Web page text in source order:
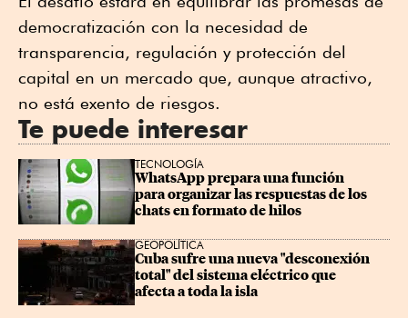
democratización con la necesidad de
transparencia, regulación y protección del
capital en un mercado que, aunque atractivo,
no está exento de riesgos.
Te puede interesar
TECNOLOGÍA
WhatsApp prepara una función
para organizar las respuestas de los
chats en formato de hilos
GEOPOLÍTICA
Cuba sufre una nueva "desconexión
total" del sistema eléctrico que
afecta a toda la isla